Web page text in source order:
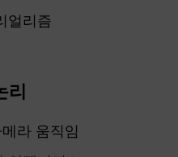
얼리즘
리
라 움직임